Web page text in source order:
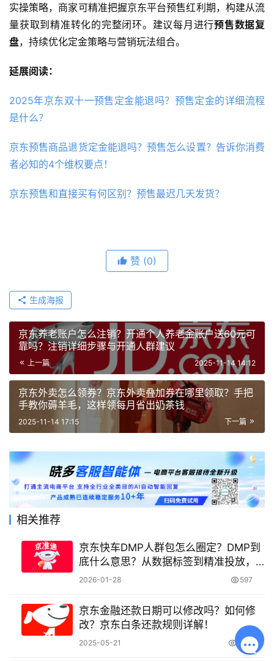
实操策略，商家可精准把握京东平台预售红利期，构建从流
量获取到精准转化的完整闭环。建议每月进行预售数据复
盘，持续优化定金策略与营销玩法组合。
延展阅读：
2025年京东双十一预售定金能退吗？预售定金的详细流程
是什么？
京东预售商品退货定金能退吗？预售怎么设置？告诉你消费
者必知的4个维权要点！
京东预售和直接买有何区别？预售最迟几天发货？
赞 (0)
生成海报
京东养老账户怎么注销？开通个人养老金账户送60元可
靠吗？注销详细步骤与开通人群建议
上一篇 2025-11-14 14:12
京东外卖怎么领券？京东外卖叠加券在哪里领取？手把
手教你薅羊毛，这样领每月省出奶茶钱
下一篇
2025-11-14 17:15
相关推荐
京东快车DMP人群包怎么圈定？DMP到
底什么意思？从数据标签到精准投放，
手把手教你人群包实操与广告ROI提升技
2026-01-28 597
京东金融还款日期可以修改吗？如何修
改？京东白条还款规则详解！
2025-05-21 6.6K